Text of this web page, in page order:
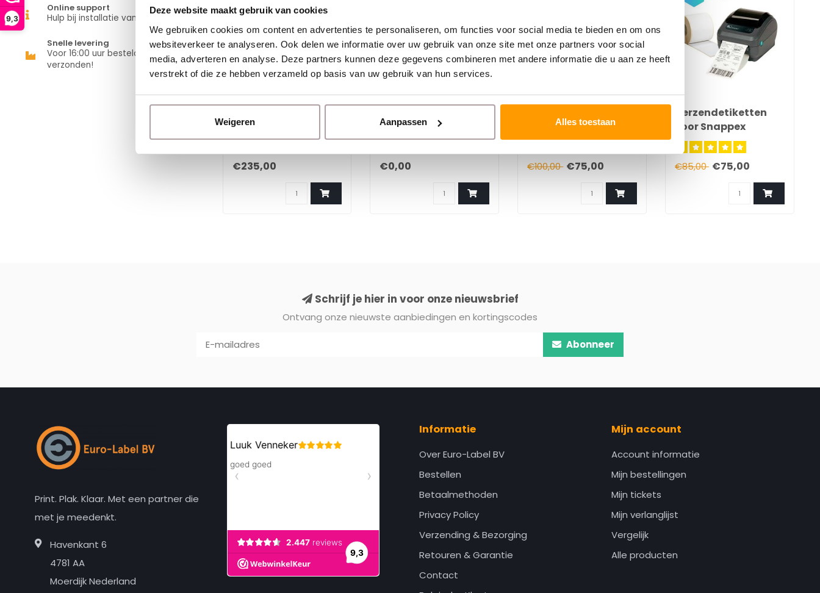
Deze website maakt gebruik van cookies
We gebruiken cookies om content en advertenties te personaliseren, om functies voor social media te bieden en om ons
websiteverkeer te analyseren. Ook delen we informatie over uw gebruik van onze site met onze partners voor social
media, adverteren en analyse. Deze partners kunnen deze gegevens combineren met andere informatie die u aan ze heeft
verstrekt of die ze hebben verzameld op basis van uw gebruik van hun services.
Weigeren Aanpassen Alles toestaan
9,3
Online support
Hulp bij installatie van je apparaat
Snelle levering
Voor 16:00 uur besteld is vandaag
verzonden!
€235,00
voor Shiplee.nl
€0,00
mm - Groene labels
260/rol - 24 rollen
per doos
€100,00 €75,00
Verzendetiketten
voor Snappex
klanten
€85,00 €75,00
Schrijf je hier in voor onze nieuwsbrief
Ontvang onze nieuwste aanbiedingen en kortingscodes
Abonneer
Print. Plak. Klaar. Met een partner die
met je meedenkt.
Havenkant 6
4781 AA
Moerdijk Nederland
Informatie
Over Euro-Label BV
Bestellen
Betaalmethoden
Privacy Policy
Verzending & Bezorging
Retouren & Garantie
Contact
Mijn account
Account informatie
Mijn bestellingen
Mijn tickets
Mijn verlanglijst
Vergelijk
Alle producten